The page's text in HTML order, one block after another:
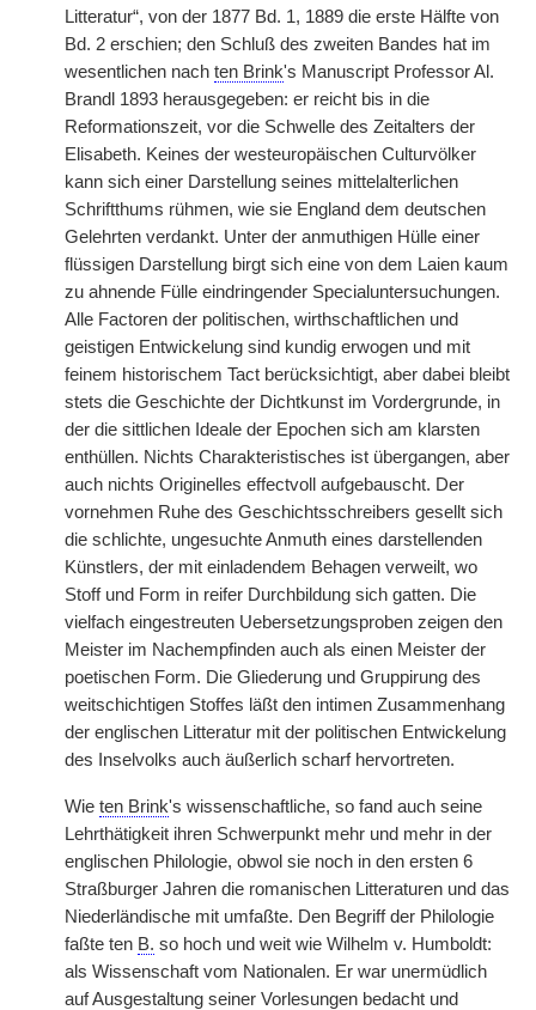
Litteratur“, von der 1877 Bd. 1, 1889 die erste Hälfte von
Bd. 2 erschien; den Schluß des zweiten Bandes hat im
wesentlichen nach ten Brink's Manuscript Professor Al.
Brandl 1893 herausgegeben: er reicht bis in die
Reformationszeit, vor die Schwelle des Zeitalters der
Elisabeth. Keines der westeuropäischen Culturvölker
kann sich einer Darstellung seines mittelalterlichen
Schriftthums rühmen, wie sie England dem deutschen
Gelehrten verdankt. Unter der anmuthigen Hülle einer
flüssigen Darstellung birgt sich eine von dem Laien kaum
zu ahnende Fülle eindringender Specialuntersuchungen.
Alle Factoren der politischen, wirthschaftlichen und
geistigen Entwickelung sind kundig erwogen und mit
feinem historischem Tact berücksichtigt, aber dabei bleibt
stets die Geschichte der Dichtkunst im Vordergrunde, in
der die sittlichen Ideale der Epochen sich am klarsten
enthüllen. Nichts Charakteristisches ist übergangen, aber
auch nichts Originelles effectvoll aufgebauscht. Der
vornehmen Ruhe des Geschichtsschreibers gesellt sich
die schlichte, ungesuchte Anmuth eines darstellenden
Künstlers, der mit einladendem Behagen verweilt, wo
Stoff und Form in reifer Durchbildung sich gatten. Die
vielfach eingestreuten Uebersetzungsproben zeigen den
Meister im Nachempfinden auch als einen Meister der
poetischen Form. Die Gliederung und Gruppirung des
weitschichtigen Stoffes läßt den intimen Zusammenhang
der englischen Litteratur mit der politischen Entwickelung
des Inselvolks auch äußerlich scharf hervortreten.
Wie ten Brink's wissenschaftliche, so fand auch seine
Lehrthätigkeit ihren Schwerpunkt mehr und mehr in der
englischen Philologie, obwol sie noch in den ersten 6
Straßburger Jahren die romanischen Litteraturen und das
Niederländische mit umfaßte. Den Begriff der Philologie
faßte ten B. so hoch und weit wie Wilhelm v. Humboldt:
als Wissenschaft vom Nationalen. Er war unermüdlich
auf Ausgestaltung seiner Vorlesungen bedacht und